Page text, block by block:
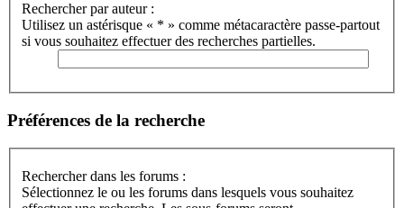
Rechercher par auteur :
Utilisez un astérisque « * » comme métacaractère passe-partout
si vous souhaitez effectuer des recherches partielles.
Préférences de la recherche
Rechercher dans les forums :
Sélectionnez le ou les forums dans lesquels vous souhaitez